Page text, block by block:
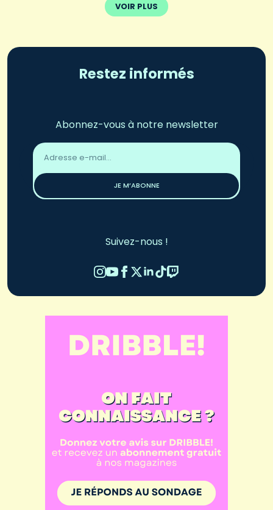
VOIR PLUS
Restez informés
Abonnez-vous à notre newsletter
Adresse
email
JE M’ABONNE
Suivez-nous !